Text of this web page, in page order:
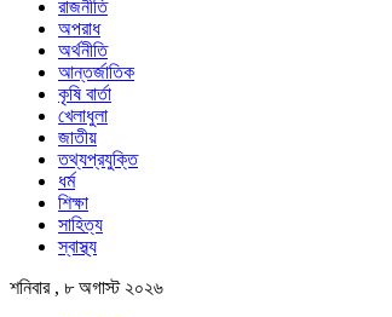
রাজনীতি
অপরাধ
অর্থনীতি
আন্তর্জাতিক
কৃষি বার্তা
খেলাধুলা
জাতীয়
তথ্যপ্রযুক্তি
ধর্ম
শিক্ষা
সাহিত্য
স্বাস্থ্য
শনিবার , ৮ অগাস্ট ২০২৬